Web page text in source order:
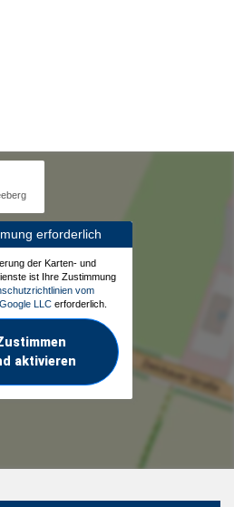
erforderlich
der Karten- und
ist Ihre Zustimmung
vom
LLC erforderlich.
aktivieren